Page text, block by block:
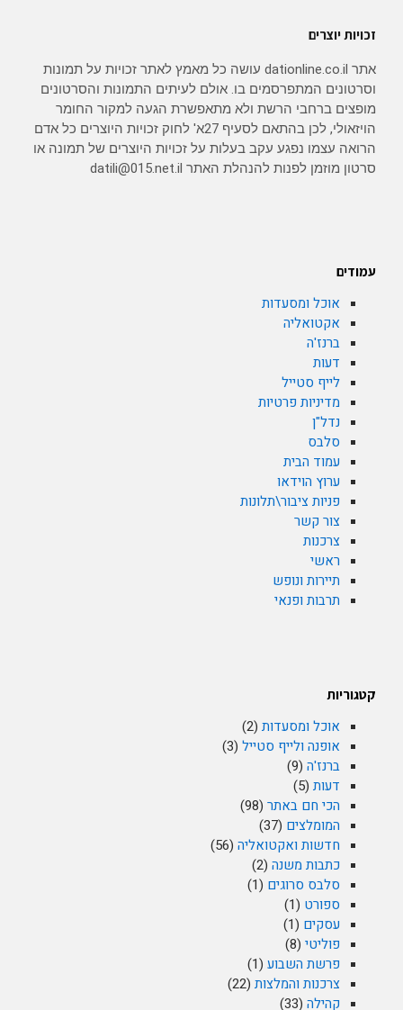
זכויות יוצרים
אתר dationline.co.il עושה כל מאמץ לאתר זכויות על תמונות
וסרטונים המתפרסמים בו. אולם לעיתים התמונות והסרטונים
מופצים ברחבי הרשת ולא מתאפשרת הגעה למקור החומר
הויזאולי, לכן בהתאם לסעיף 27א' לחוק זכויות היוצרים כל אדם
הרואה עצמו נפגע עקב בעלות על זכויות היוצרים של תמונה או
סרטון מוזמן לפנות להנהלת האתר datili@015.net.il
עמודים
אוכל ומסעדות
אקטואליה
ברנז'ה
דעות
לייף סטייל
מדיניות פרטיות
נדל"ן
סלבס
עמוד הבית
ערוץ הוידאו
פניות ציבור\תלונות
צור קשר
צרכנות
ראשי
תיירות ונופש
תרבות ופנאי
קטגוריות
אוכל ומסעדות (2)
אופנה ולייף סטייל (3)
ברנז'ה (9)
דעות (5)
הכי חם באתר (98)
המומלצים (37)
חדשות ואקטואליה (56)
כתבות משנה (2)
סלבס סרוגים (1)
ספורט (1)
עסקים (1)
פוליטי (8)
פרשת השבוע (1)
צרכנות והמלצות (22)
קהילה (33)